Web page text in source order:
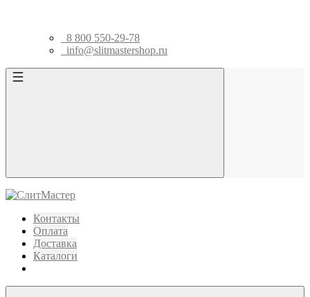
8 800 550-29-78
info@slitmastershop.ru
Контакты
Оплата
Доставка
Каталоги